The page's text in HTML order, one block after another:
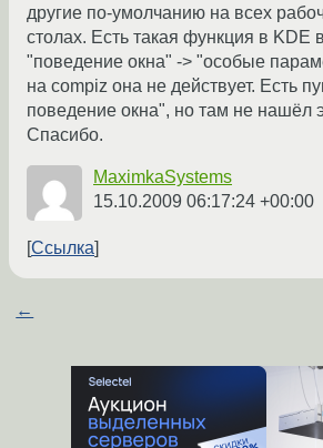
другие по-умолчанию на всех
столах. Есть такая функция в KDE в
"поведение окна" -> "особые
на compiz она не действует. Есть
поведение окна", но там не нашёл
Спасибо.
MaximkaSystems
15.10.2009 06:17:24 +00:00
Ссылка
←